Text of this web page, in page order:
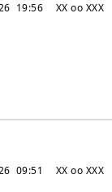
XX oo XXX
19:56
XX oo XXX
09:51